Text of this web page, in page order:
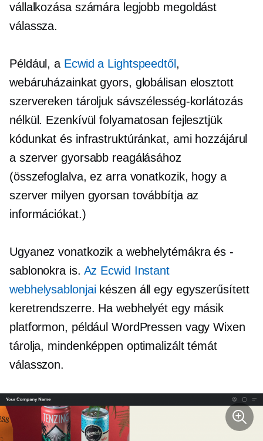
vállalkozása számára legjobb megoldást
válassza.
Például, a Ecwid a Lightspeedtől ,
webáruházainkat gyors, globálisan elosztott
szervereken tároljuk sávszélesség-korlátozás
nélkül. Ezenkívül folyamatosan fejlesztjük
kódunkat és infrastruktúránkat, ami hozzájárul
a szerver gyorsabb reagálásához
(összefoglalva, ez arra vonatkozik, hogy a
szerver milyen gyorsan továbbítja az
információkat.)
Ugyanez vonatkozik a webhelytémákra és -
sablonokra is. Az Ecwid Instant
webhelysablonjaikészen áll egy egyszerűsített
keretrendszerre. Ha webhelyét egy másik
platformon, például WordPressen vagy Wixen
tárolja, mindenképpen optimalizált témát
válasszon.